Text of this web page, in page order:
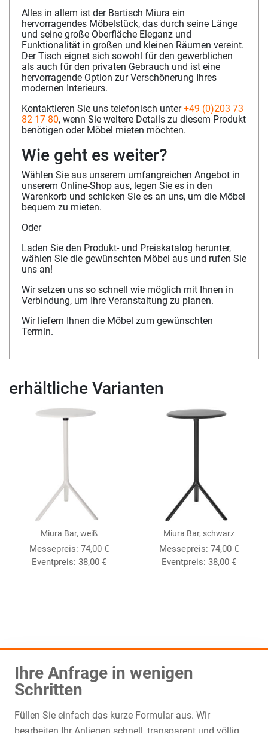
Alles in allem ist der Bartisch Miura ein
hervorragendes Möbelstück, das durch seine Länge
und seine große Oberfläche Eleganz und
Funktionalität in großen und kleinen Räumen vereint.
Der Tisch eignet sich sowohl für den gewerblichen
als auch für den privaten Gebrauch und ist eine
hervorragende Option zur Verschönerung Ihres
modernen Interieurs.
Kontaktieren Sie uns telefonisch unter+49 (0)203 73
82 17 80, wenn Sie weitere Details zu diesem Produkt
benötigen oder Möbel mieten möchten.
Wie geht es weiter?
Wählen Sie aus unserem umfangreichen Angebot in
unserem Online-Shop aus, legen Sie es in den
Warenkorb und schicken Sie es an uns, um die Möbel
bequem zu mieten.
Oder
Laden Sie den Produkt- und Preiskatalog herunter,
wählen Sie die gewünschten Möbel aus und rufen Sie
uns an!
Wir setzen uns so schnell wie möglich mit Ihnen in
Verbindung, um Ihre Veranstaltung zu planen.
Wir liefern Ihnen die Möbel zum gewünschten
Termin.
erhältliche Varianten
Miura Bar, weiß
Messepreis: 74,00 €
Eventpreis: 38,00 €
Miura Bar, schwarz
Messepreis:74,00€
Eventpreis:38,00€
Ihre Anfrage in wenigen
Schritten
Füllen Sie einfach das kurze Formular aus. Wir